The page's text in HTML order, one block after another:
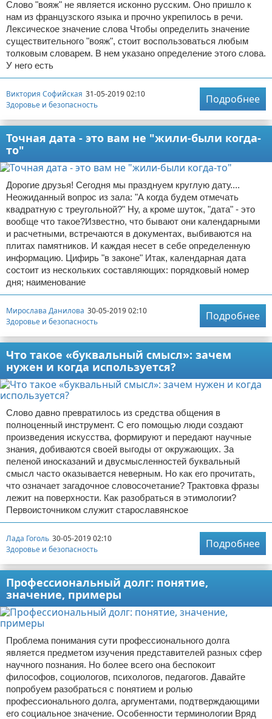
Слово "вояж" не является исконно русским. Оно пришло к
нам из французского языка и прочно укрепилось в речи.
Лексическое значение слова Чтобы определить значение
существительного "вояж", стоит воспользоваться любым
толковым словарем. В нем указано определение этого слова.
У него есть
Виктория Софийская 31-05-2019 02:10
Здоровье и безопасность
Подробнее
Точная дата - это вам не "жили-были когда-
то"
Дорогие друзья! Сегодня мы празднуем круглую дату....
Неожиданный вопрос из зала: "А когда будем отмечать
квадратную с треугольной?" Ну, а кроме шуток, "дата" - это
вообще что такое?Известно, что бывают они календарными
и расчетными, встречаются в документах, выбиваются на
плитах памятников. И каждая несет в себе определенную
информацию. Цифирь "в законе" Итак, календарная дата
состоит из нескольких составляющих: порядковый номер
дня; наименование
Мирослава Данилова 30-05-2019 02:10
Здоровье и безопасность
Подробнее
Что такое «буквальный смысл»: зачем
нужен и когда используется?
Слово давно превратилось из средства общения в
полноценный инструмент. С его помощью люди создают
произведения искусства, формируют и передают научные
знания, добиваются своей выгоды от окружающих. За
пеленой иносказаний и двусмысленностей буквальный
смысл часто оказывается неверным. Но как его прочитать,
что означает загадочное словосочетание? Трактовка фразы
лежит на поверхности. Как разобраться в этимологии?
Первоисточником служит старославянское
Лада Гоголь 30-05-2019 02:10
Здоровье и безопасность
Подробнее
Профессиональный долг: понятие,
значение, примеры
Проблема понимания сути профессионального долга
является предметом изучения представителей разных сфер
научного познания. Но более всего она беспокоит
философов, социологов, психологов, педагогов. Давайте
попробуем разобраться с понятием и ролью
профессионального долга, аргументами, подтверждающими
его социальное значение. Особенности терминологии Вряд